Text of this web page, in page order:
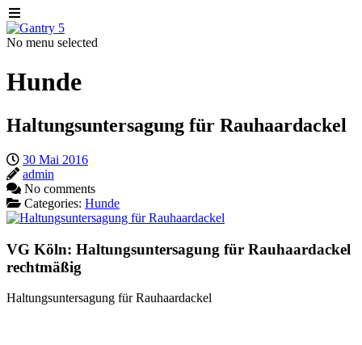
No menu selected
Hunde
Haltungsuntersagung für Rauhaardackel
30 Mai 2016
admin
No comments
Categories: Hunde
VG Köln: Haltungsuntersagung für Rauhaardackel
rechtmäßig
Haltungsuntersagung für Rauhaardackel